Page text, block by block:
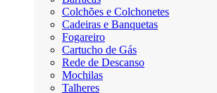
Colchões e Colchonetes
Cadeiras e Banquetas
Fogareiro
Cartucho de Gás
Rede de Descanso
Mochilas
Talheres